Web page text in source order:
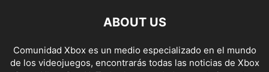
ABOUT US
Comunidad Xbox es un medio especializado en el mundo
de los videojuegos, encontrarás todas las noticias de Xbox